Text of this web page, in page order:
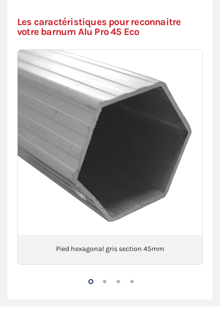
Les caractéristiques pour reconnaitre
votre barnum Alu Pro 45 Eco
Pied hexagonal gris section 45mm